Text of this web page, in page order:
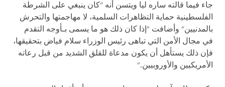
جاء فيما قالته ساره ليا ويتسن أنه "كان ينبغي على الشرطة
الفلسطينية حماية التظاهرات السلمية، لا مهاجمتها والتحرش
بالمدنيين" وأضافت "إذا كان ذلك هو ما يسمى بـأوجه التقدم
في مجال الأمن التي تباهى رئيس الوزراء سلام فياض بتحقيقها،
فإن ذلك يستأهل أن يكون مدعاة للقلق الشديد من قبل رعاته
الأمريكيين والأوروبيين."